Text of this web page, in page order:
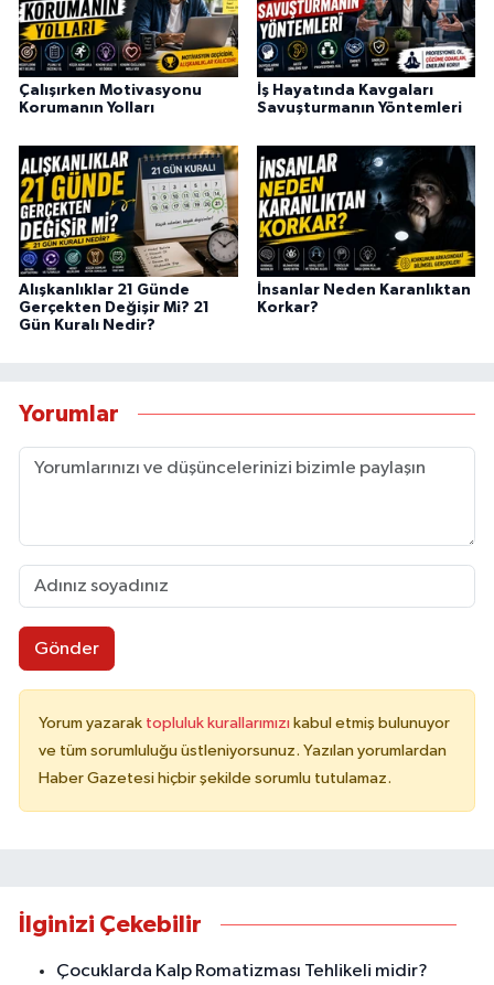
Çalışırken Motivasyonu
Korumanın Yolları
İş Hayatında Kavgaları
Savuşturmanın Yöntemleri
Alışkanlıklar 21 Günde
Gerçekten Değişir Mi? 21
Gün Kuralı Nedir?
İnsanlar Neden Karanlıktan
Korkar?
Yorumlar
Gönder
Yorum yazarak topluluk kurallarımızı kabul etmiş bulunuyor
ve tüm sorumluluğu üstleniyorsunuz. Yazılan yorumlardan
Haber Gazetesi hiçbir şekilde sorumlu tutulamaz.
İlginizi Çekebilir
Çocuklarda Kalp Romatizması Tehlikeli midir?